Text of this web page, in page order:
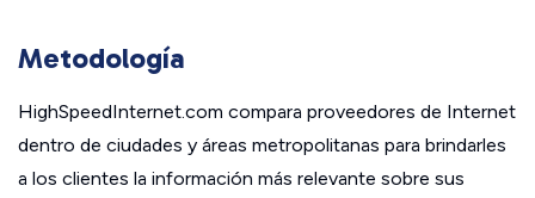
Metodología
HighSpeedInternet.com compara proveedores de Internet
dentro de ciudades y áreas metropolitanas para brindarles
a los clientes la información más relevante sobre sus